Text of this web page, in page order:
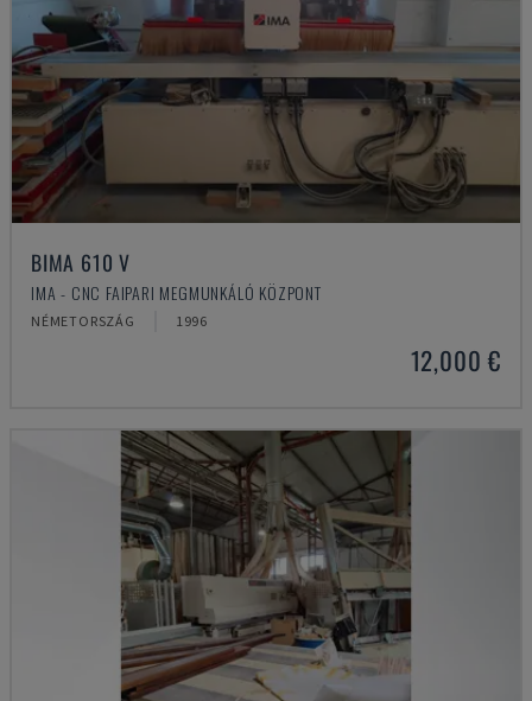
BIMA 610 V
IMA - CNC FAIPARI MEGMUNKÁLÓ KÖZPONT
NÉMETORSZÁG 1996
12,000 €